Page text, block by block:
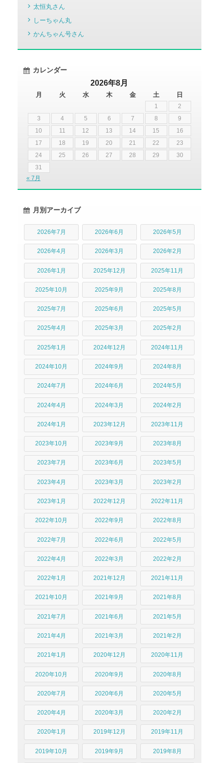
太恒丸さん
しーちゃん丸
かんちゃん号さん
カレンダー
2026年8月
月 火 水 木 金 土 日
1
2
3
4 5 6 7 8
9
10
11 12 13 14 15
16
17
18 19 20 21 22
23
24
25 26 27 28 29
30
31
« 7月
月別アーカイブ
2026年7月 2026年6月 2026年5月
2026年4月 2026年3月 2026年2月
2026年1月 2025年12月 2025年11月
2025年10月 2025年9月 2025年8月
2025年7月 2025年6月 2025年5月
2025年4月 2025年3月 2025年2月
2025年1月 2024年12月 2024年11月
2024年10月 2024年9月 2024年8月
2024年7月 2024年6月 2024年5月
2024年4月 2024年3月 2024年2月
2024年1月 2023年12月 2023年11月
2023年10月 2023年9月 2023年8月
2023年7月 2023年6月 2023年5月
2023年4月 2023年3月 2023年2月
2023年1月 2022年12月 2022年11月
2022年10月 2022年9月 2022年8月
2022年7月 2022年6月 2022年5月
2022年4月 2022年3月 2022年2月
2022年1月 2021年12月 2021年11月
2021年10月 2021年9月 2021年8月
2021年7月 2021年6月 2021年5月
2021年4月 2021年3月 2021年2月
2021年1月 2020年12月 2020年11月
2020年10月 2020年9月 2020年8月
2020年7月 2020年6月 2020年5月
2020年4月 2020年3月 2020年2月
2020年1月 2019年12月 2019年11月
2019年10月 2019年9月 2019年8月